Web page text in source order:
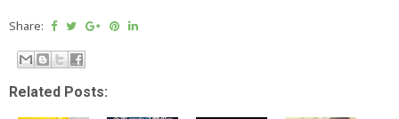
Share:
Related Posts: